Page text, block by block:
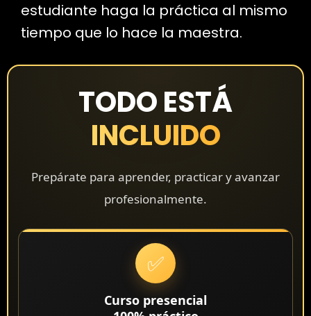
estudiante haga la práctica al mismo
tiempo que lo hace la maestra.
TODO ESTÁ
INCLUIDO
Prepárate para aprender, practicar y avanzar
profesionalmente.
✅
Curso presencial